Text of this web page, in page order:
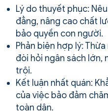
Lý do thuyết phục:
đẳng, nâng cao chất
bảo quyền con người.
Phản biện hợp lý:
đòi hỏi ngân sách lớn,
trội.
Kết luận nhất quán:
của việc bảo đảm
toàn dân.